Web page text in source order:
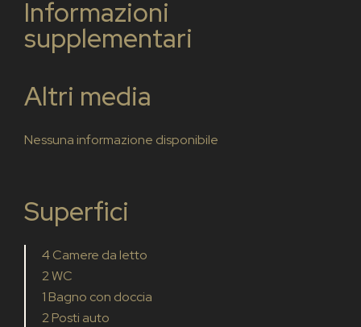
Informazioni
supplementari
Altri media
Nessuna informazione disponibile
Superfici
4 Camere da letto
2 WC
1 Bagno con doccia
2 Posti auto